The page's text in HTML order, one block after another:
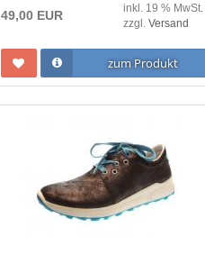
49,00 EUR
inkl. 19 % MwSt.
zzgl. Versand
zum Produkt